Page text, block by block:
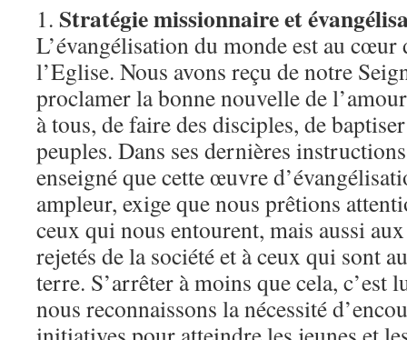
1. Stratégie missionnaire et
L’évangélisation du monde est au cœur
l’Eglise. Nous avons reçu de notre
proclamer la bonne nouvelle de
à tous, de faire des disciples, de
peuples. Dans ses dernières
enseigné que cette œuvre
ampleur, exige que nous prêtions
ceux qui nous entourent, mais aussi
rejetés de la société et à ceux qui sont
terre. S’arrêter à moins que cela, c’est
nous reconnaissons la nécessité